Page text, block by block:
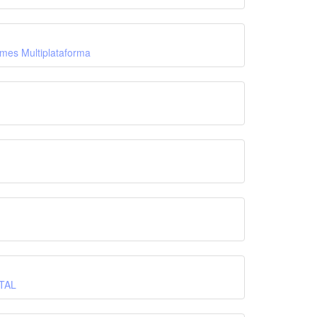
Multiplataforma